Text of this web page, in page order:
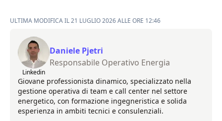
ULTIMA MODIFICA IL 21 LUGLIO 2026 ALLE ORE 12:46
Linkedin
Daniele Pjetri
Responsabile Operativo Energia
Giovane professionista dinamico, specializzato nella
gestione operativa di team e call center nel settore
energetico, con formazione ingegneristica e solida
esperienza in ambiti tecnici e consulenziali.